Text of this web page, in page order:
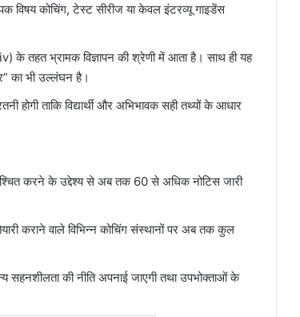
विषय कोचिंग, टेस्ट सीरीज या केवल इंटरव्यू गाइडेंस
के तहत भ्रामक विज्ञापन की श्रेणी में आता है। साथ ही यह
का भी उल्लंघन है।
होगी ताकि विद्यार्थी और अभिभावक सही तथ्यों के आधार
करने के उद्देश्य से अब तक 60 से अधिक नोटिस जारी
कराने वाले विभिन्न कोचिंग संस्थानों पर अब तक कुल
सहनशीलता की नीति अपनाई जाएगी तथा उपभोक्ताओं के